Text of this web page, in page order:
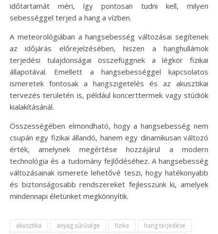
időtartamát méri, így pontosan tudni kell, milyen
sebességgel terjed a hang a vízben.
A meteorológiában a hangsebesség változásai segítenek
az időjárás előrejelzésében, hiszen a hanghullámok
terjedési tulajdonságai összefüggnek a légkör fizikai
állapotával. Emellett a hangsebességgel kapcsolatos
ismeretek fontosak a hangszigetelés és az akusztikai
tervezés területén is, például koncerttermek vagy stúdiók
kialakításánál.
Összességében elmondható, hogy a hangsebesség nem
csupán egy fizikai állandó, hanem egy dinamikusan változó
érték, amelynek megértése hozzájárul a modern
technológia és a tudomány fejlődéséhez. A hangsebesség
változásainak ismerete lehetővé teszi, hogy hatékonyabb
és biztonságosabb rendszereket fejlesszünk ki, amelyek
mindennapi életünket megkönnyítik.
akusztika anyag sűrűsége fizika
hang terjedése